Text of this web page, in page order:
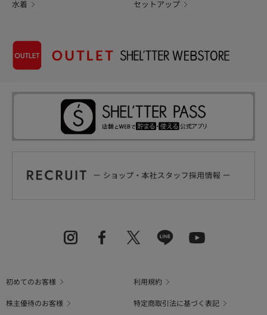
水着 セットアップ
初めてのお客様
利用規約
株主優待のお客様
特定商取引法に基づく表記